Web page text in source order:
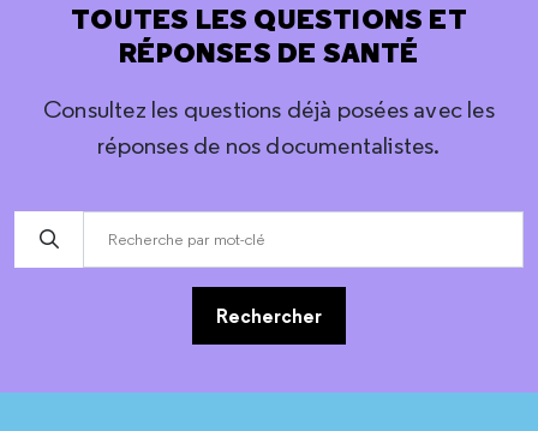
TOUTES LES QUESTIONS ET
RÉPONSES DE SANTÉ
Consultez les questions déjà posées avec les
réponses de nos documentalistes.
Rechercher